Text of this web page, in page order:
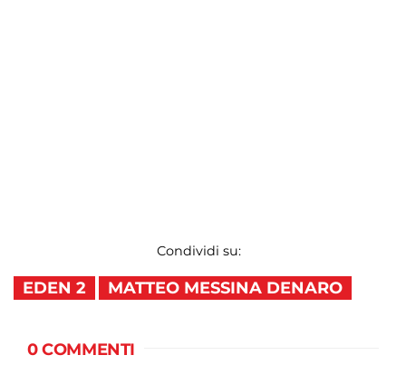
Condividi su:
EDEN 2 MATTEO MESSINA DENARO
0 COMMENTI